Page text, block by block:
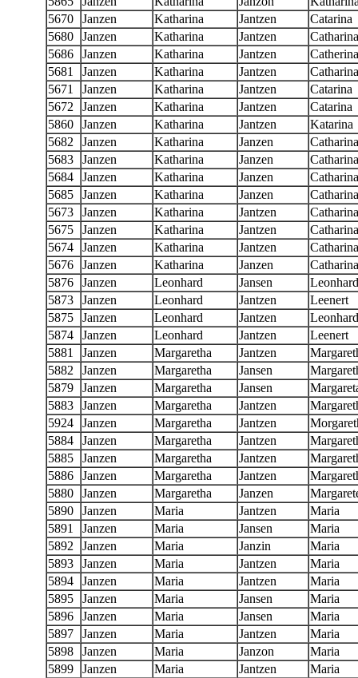
5670
Janzen Katharina Jantzen
Catarina
5680
Janzen Katharina Jantzen
Catharina
5686
Janzen Katharina Jantzen
Catherina
5681
Janzen Katharina Jantzen
Catharina
5671
Janzen Katharina Jantzen
Catarina
5672
Janzen Katharina Jantzen
Catarina
5860
Janzen Katharina Jantzen
Katarina
5682
Janzen Katharina Janzen
Catharina
5683
Janzen Katharina Janzen
Catharina
5684
Janzen Katharina Janzen
Catharina
5685
Janzen Katharina Janzen
Catharina
5673
Janzen Katharina Jantzen
Catharina
5675
Janzen Katharina Jantzen
Catharina
5674
Janzen Katharina Jantzen
Catharina
5676
Janzen Katharina Janzen
Catharina
5876
Janzen Leonhard Jansen
Leonhard
5873
Janzen Leonhard Jantzen
Leenert
5875
Janzen Leonhard Jantzen
Leonhard
5874
Janzen Leonhard Jantzen
Leenert
5881
Janzen Margaretha Jantzen
5882
Janzen Margaretha Jansen
5879
Janzen Margaretha Jansen
5883
Janzen Margaretha Jantzen
5924
Janzen Margaretha Jantzen
5884
Janzen Margaretha Jantzen
5885
Janzen Margaretha Jantzen
5886
Janzen Margaretha Jantzen
5880
Janzen Margaretha Janzen
5890
Janzen Maria Jantzen
Maria
5891
Janzen Maria Jansen
Maria
5892
Janzen Maria Janzin
Maria
5893
Janzen Maria Jantzen
Maria
5894
Janzen Maria Jantzen
Maria
5895
Janzen Maria Jansen
Maria
5896
Janzen Maria Jansen
Maria
5897
Janzen Maria Jantzen
Maria
5898
Janzen Maria Janzon
Maria
5899
Janzen Maria Jantzen
Maria